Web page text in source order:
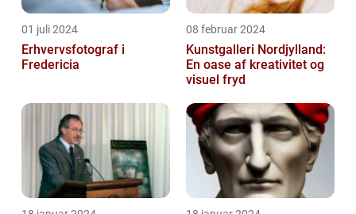
01 juli 2024
Erhvervsfotograf i
Fredericia
08 februar 2024
Kunstgalleri Nordjylland:
En oase af kreativitet og
visuel fryd